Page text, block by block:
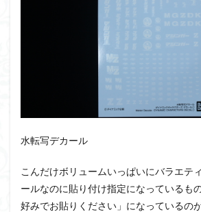
水転写デカール
こんだけボリュームいっぱいにバラエテ
ールなのに貼り付け指定になっているも
好みでお貼りください」になっているの